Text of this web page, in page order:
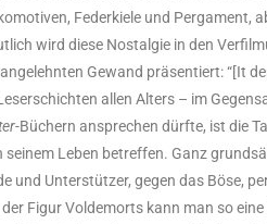
Feder­kie­le und Per­ga­ment,
wird die­se Nost­al­gie in den
Gewand prä­sen­tiert: “[It
allen Alters – im
-Büchern anspre­chen dürf­te, ist die
Leben betref­fen. Ganz
und Unter­stüt­zer, gegen das Böse,
Figur Vol­de­mor­ts kann man so